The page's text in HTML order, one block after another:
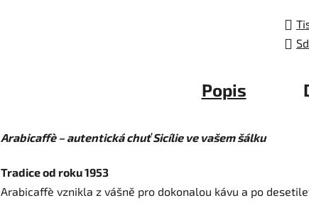
Popis
Arabicaffè – autentická chuť Sicílie ve vašem šálku
Tradice od roku 1953
Arabicaffè vznikla z vášně pro dokonalou kávu a po